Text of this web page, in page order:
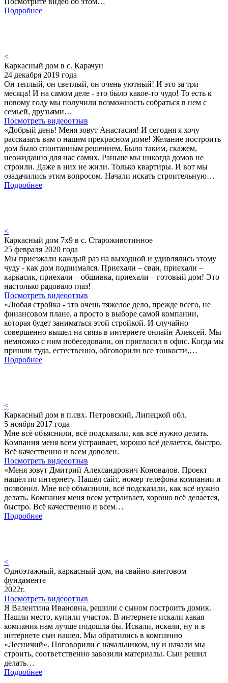
Подробнее
<
Каркасный дом в с. Карачун
24 декабря 2019 года
Он теплый, он светлый, он очень уютный! И это за три
месяца! И на самом деле - это было какое-то чудо! То есть к
новому году мы получили возможность собраться в нем с
семьей, друзьями…
Посмотреть видеоотзыв
«Добрый день! Меня зовут Анастасия! И сегодня я хочу
рассказать вам о нашем прекрасном доме! Желание построить
дом было спонтанным решением. Было таким, скажем,
неожиданно для нас самих. Раньше мы никогда домов не
строили. Даже в них не жили. Только квартиры. И вот мы
озадачились этим вопросом. Начали искать строительную…
Подробнее
<
Каркасный дом 7х9 в с. Староживотинное
25 февраля 2020 года
Мы приезжали каждый раз на выходной и удивлялись этому
чуду - как дом поднимался. Приехали – сваи, приехали –
каркасик, приехали – обшивка, приехали – готовый дом! Это
настолько радовало глаз!
Посмотреть видеоотзыв
«Любая стройка - это очень тяжелое дело, прежде всего, не
финансовом плане, а просто в выборе самой компании,
которая будет заниматься этой стройкой. И случайно
совершенно вышел на связь в интернете онлайн Алексей. Мы
немножко с ним побеседовали, он пригласил в офис. Когда мы
пришли туда, естественно, обговорили все тонкости,…
Подробнее
<
Каркасный дом в п.свх. Петровский, Липецкой обл.
5 ноября 2017 года
Мне всё объяснили, всё подсказали, как всё нужно делать.
Компания меня всем устраивает, хорошо всё делается, быстро.
Всё качественно и всем доволен.
Посмотреть видеоотзыв
«Меня зовут Дмитрий Александрович Коновалов. Проект
нашёл по интернету. Нашёл сайт, номер телефона компании и
позвонил. Мне всё объяснили, всё подсказали, как всё нужно
делать. Компания меня всем устраивает, хорошо всё делается,
быстро. Всё качественно и всем…
Подробнее
<
Одноэтажный, каркасный дом, на свайно-винтовом
фундаменте
2022г.
Посмотреть видеоотзыв
Я Валентина Ивановна, решили с сыном построить домик.
Нашли место, купили участок. В интернете искали какая
компания нам лучше подошла бы. Искали, искали, ну и в
интернете сын нашел. Мы обратились в компанию
«Лесничий». Поговорили с начальником, ну и начали мы
строить, соответственно завозили материалы. Сын решил
делать…
Подробнее